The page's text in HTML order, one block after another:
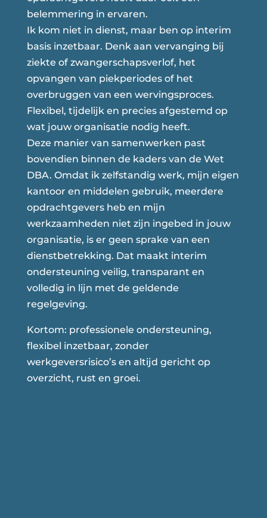
belemmering in ervaren.
Ik kom niet in dienst, maar ben op interim
basis inzetbaar. Denk aan vervanging bij
ziekte of zwangerschapsverlof, het
opvangen van piekperiodes of het
overbruggen van een wervingsproces.
Flexibel, tijdelijk en precies afgestemd op
wat jouw organisatie nodig heeft.
Deze manier van samenwerken past
bovendien binnen de kaders van de Wet
DBA. Omdat ik zelfstandig werk, mijn eigen
kantoor en middelen gebruik, meerdere
opdrachtgevers heb en mijn
werkzaamheden niet zijn ingebed in jouw
organisatie, is er geen sprake van een
dienstbetrekking. Dat maakt interim
ondersteuning veilig, transparant en
volledig in lijn met de geldende
regelgeving.
Kortom: professionele ondersteuning,
flexibel inzetbaar, zonder
werkgeversrisico’s en altijd gericht op
overzicht, rust en groei.